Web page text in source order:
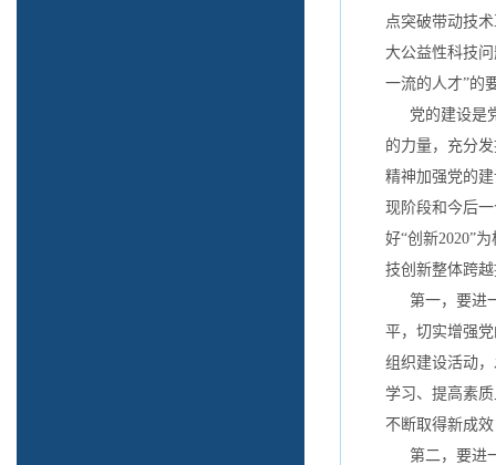
点突破带动技
大公益性科技
一流的人才”的
党的建设是党
的力量，充分
精神加强党的
现阶段和今后
好“创新2020”
技创新整体跨
第一，要进一
平，切实增强
组织建设活动
学习、提高素
不断取得新成
第二，要进一